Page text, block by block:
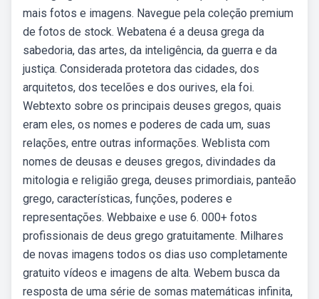
mais fotos e imagens. Navegue pela coleção premium
de fotos de stock. Webatena é a deusa grega da
sabedoria, das artes, da inteligência, da guerra e da
justiça. Considerada protetora das cidades, dos
arquitetos, dos tecelões e dos ourives, ela foi.
Webtexto sobre os principais deuses gregos, quais
eram eles, os nomes e poderes de cada um, suas
relações, entre outras informações. Weblista com
nomes de deusas e deuses gregos, divindades da
mitologia e religião grega, deuses primordiais, panteão
grego, características, funções, poderes e
representações. Webbaixe e use 6. 000+ fotos
profissionais de deus grego gratuitamente. Milhares
de novas imagens todos os dias uso completamente
gratuito vídeos e imagens de alta. Webem busca da
resposta de uma série de somas matemáticas infinita,